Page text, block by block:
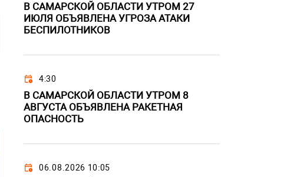
В САМАРСКОЙ ОБЛАСТИ УТРОМ 27
ИЮЛЯ ОБЪЯВЛЕНА УГРОЗА АТАКИ
БЕСПИЛОТНИКОВ
4:30
В САМАРСКОЙ ОБЛАСТИ УТРОМ 8
АВГУСТА ОБЪЯВЛЕНА РАКЕТНАЯ
ОПАСНОСТЬ
06.08.2026 10:05